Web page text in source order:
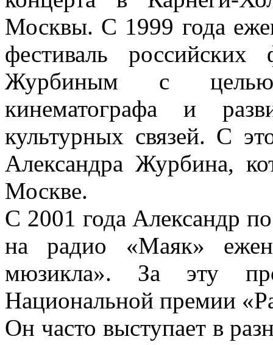
Москвы. С 1999 года
фестиваль
Журбиным с целью
кинематографа и
культурных связей. С
Александра Журбина,
Москве.
С 2001 года Александр
на радио «Маяк»
мюзикла». За эту
Национальной премии
Он часто выступает в